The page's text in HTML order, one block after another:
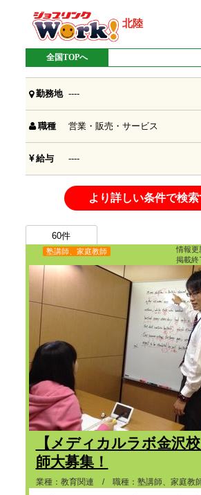
北陸
全国TOPへ
勤務地 ----
職種 営業・販売・サービス
給与 ----
より詳しい条件で検索
60件
情報
掲載終
塾講師、家庭教師
【メディカルラボ金沢
師大募集！
業種：教育関連 / 職種：塾講師、家庭